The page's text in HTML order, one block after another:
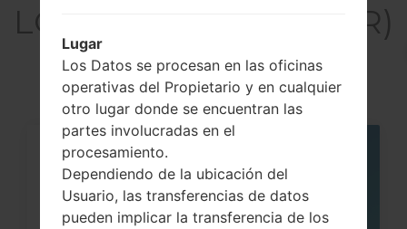
LGH950PR(LGH950PR)
akaLG G Flex 2
Lugar
Los Datos se procesan en las oficinas
operativas del Propietario y en cualquier
otro lugar donde se encuentran las
partes involucradas en el
procesamiento.
Dependiendo de la ubicación del
Usuario, las transferencias de datos
pueden implicar la transferencia de los